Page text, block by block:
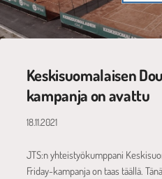
Keskisuomalaisen
kampanja on avattu
18.11.2021
JTS:n yhteistyökumppani
Friday-kampanja on taas täällä.